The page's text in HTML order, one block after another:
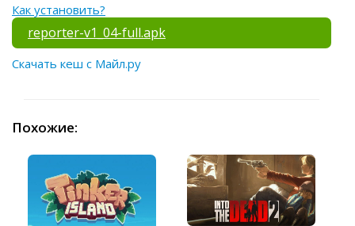
Как установить?
reporter-v1_04-full.apk
Скачать кеш с Майл.ру
Похожие: